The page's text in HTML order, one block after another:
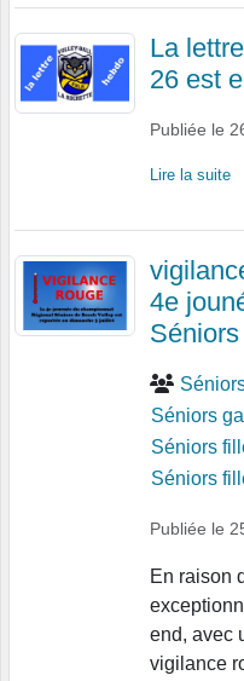
La
26 est
Publiée le
Lire la suite
4e
Séniors
Séniors
Séniors
Publiée le
En raison
end, avec
vigilance